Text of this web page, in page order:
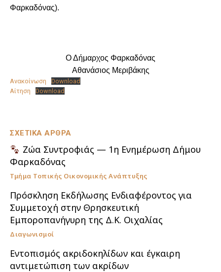
ΣΧΕΤΙΚΑ ΑΡΘΡΑ
Ζώα Συντροφιάς — 1η Ενημέρωση Δήμου
Φαρκαδόνας
Τμήμα Τοπικής Οικονομικής Ανάπτυξης
Πρόσκληση Εκδήλωσης Ενδιαφέροντος για
Συμμετοχή στην Θρησκευτική
Εμποροπανήγυρη της Δ.Κ. Οιχαλίας
Διαγωνισμοί
Εντοπισμός ακριδοκηλίδων και έγκαιρη
αντιμετώπιση των ακρίδων
Φαρκαδόνας).
Ο Δήμαρχος Φαρκαδόνας
Αθανάσιος Μεριβάκης
Ανακοίνωση
Download
Αίτηση
Download